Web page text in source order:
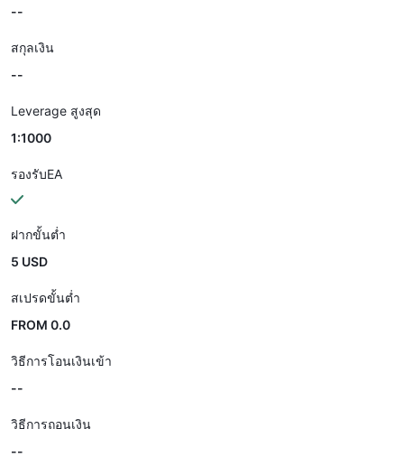
--
สกุลเงิน
--
Leverage สูงสุด
1:1000
รองรับEA
ฝากขั้นต่ำ
5 USD
สเปรดขั้นต่ำ
FROM 0.0
วิธีการโอนเงินเข้า
--
วิธีการถอนเงิน
--